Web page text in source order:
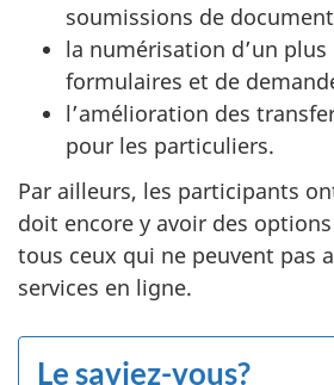
soumissions de
la numérisation d’un
formulaires et de
l’amélioration des
pour les particuliers.
Par ailleurs, les participants
doit encore y avoir des
tous ceux qui ne peuvent pas
services en ligne.
Le saviez-vous?